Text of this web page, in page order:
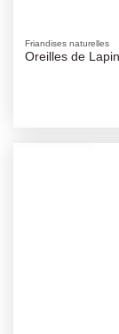
Friandises naturelles
Oreilles de